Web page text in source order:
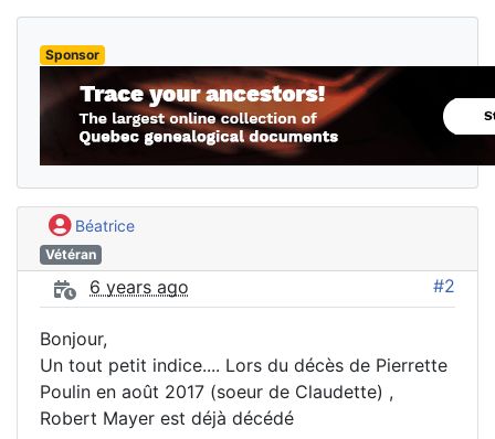
Sponsor
Béatrice
Vétéran
6 years ago #2
Bonjour,
Un tout petit indice.... Lors du décès de Pierrette
Poulin en août 2017 (soeur de Claudette) ,
Robert Mayer est déjà décédé